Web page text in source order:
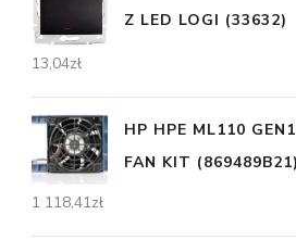
Z LED LOGI (33632)
13,04zł
HP HPE ML110
FAN KIT (869489B21)
1 118,41zł